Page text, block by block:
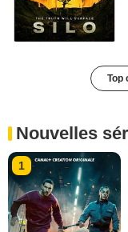
Top
Nouvelles
1